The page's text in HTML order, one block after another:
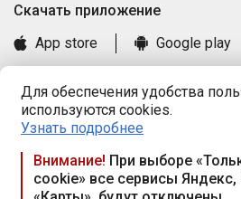
Для обеспечения удобства
используются cookies.
Узнать подробнее
Внимание! При выборе
cookie» все сервисы Яндекс,
Cкачать приложение
App store
Google play
Книга замечаний и предложений
Правила и документы
Praca.by © 2000—2026, ООО «ПРАЦА
Республика Беларусь, 220114, г.
117а, пом. № 9.